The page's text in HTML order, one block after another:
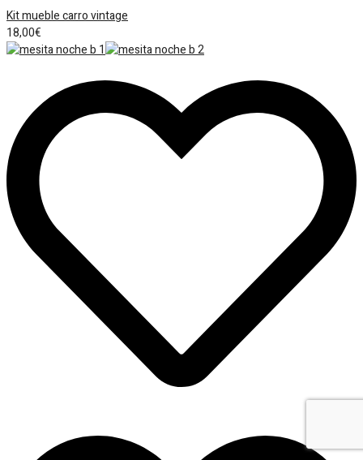
Kit mueble carro vintage
18,00€